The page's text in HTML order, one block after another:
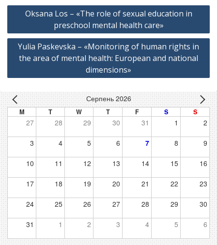
Навігація
Oksana Los – «The role of sexual education in
preschool mental health care»
Yulia Paskevska – «Monitoring of human rights in
the area of mental health: European and national
dimensions»
Серпень 2026
M T W T F S S
27 28 29 30 31 1 2
3 4 5 6 7 8 9
10 11 12 13 14 15 16
17 18 19 20 21 22 23
24 25 26 27 28 29 30
31 1 2 3 4 5 6